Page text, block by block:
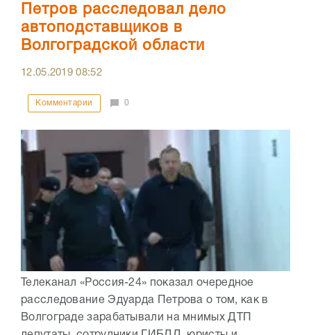
Петров расследовал дело
автоподставщиков в
Волгоградской области
12.05.201908:52
Комментарии 0
Телеканал «Россия-24» показал очередное
расследование Эдуарда Петрова о том, как в
Волгограде зарабатывали на мнимых ДТП